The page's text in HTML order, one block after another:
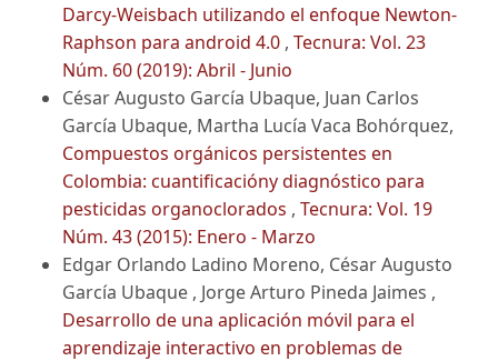
Darcy-Weisbach utilizando el enfoque Newton-
Raphson para android 4.0 , Tecnura: Vol. 23
Núm. 60 (2019): Abril - Junio
César Augusto García Ubaque, Juan Carlos
García Ubaque, Martha Lucía Vaca Bohórquez,
Compuestos orgánicos persistentes en
Colombia: cuantificacióny diagnóstico para
pesticidas organoclorados , Tecnura: Vol. 19
Núm. 43 (2015): Enero - Marzo
Edgar Orlando Ladino Moreno, César Augusto
García Ubaque , Jorge Arturo Pineda Jaimes ,
Desarrollo de una aplicación móvil para el
aprendizaje interactivo en problemas de